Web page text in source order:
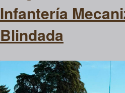
Infantería
Blindada